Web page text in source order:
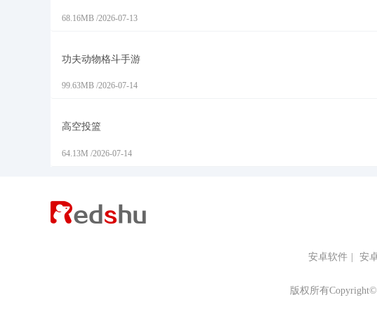
68.16MB /2026-07-13
功夫动物格斗手游
99.63MB /2026-07-14
高空投篮
64.13M /2026-07-14
安卓软件 | 安
版权所有